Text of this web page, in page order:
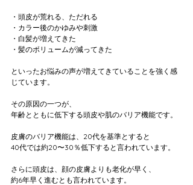
・頭皮が荒れる、ただれる
・カラー後のかゆみや刺激
・白髪が増えてきた
・髪のボリュームが減ってきた
といったお悩みの声が増えてきていることを強く感
じています。
その原因の一つが、
年齢とともに低下する頭皮や肌のバリア機能です。
皮膚のバリア機能は、20代を基準とすると
40代では約20〜30％低下すると言われています。
さらに頭皮は、顔の皮膚よりも老化が早く、
約6年早く進むとも言われています。